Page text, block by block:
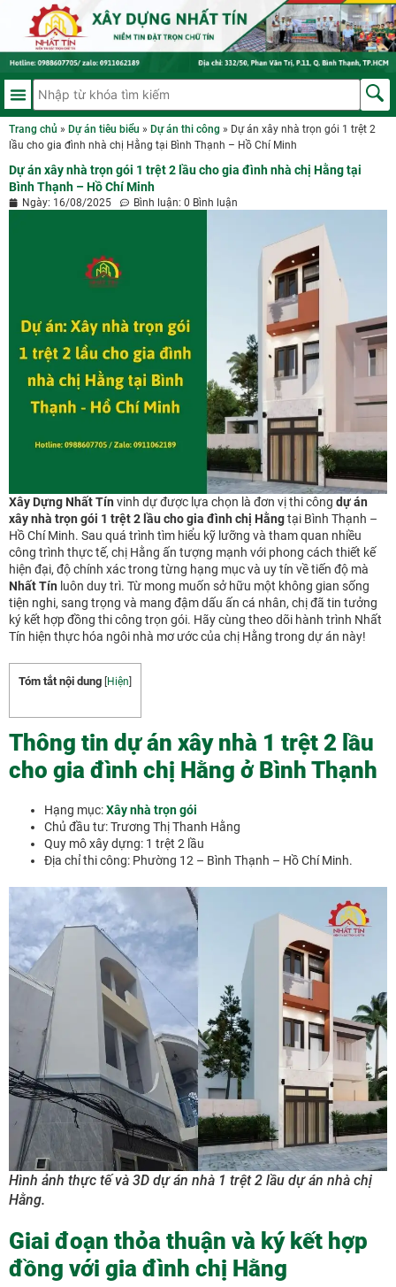
Trang chủ » Dự án tiêu biểu » Dự án thi công » Dự án xây nhà trọn gói 1 trệt 2
lầu cho gia đình nhà chị Hằng tại Bình Thạnh – Hồ Chí Minh
Dự án xây nhà trọn gói 1 trệt 2 lầu cho gia đình nhà chị Hằng tại
Bình Thạnh – Hồ Chí Minh
Ngày: 16/08/2025 Bình luận: 0 Bình luận
Xây Dựng Nhất Tín vinh dự được lựa chọn là đơn vị thi công dự án
xây nhà trọn gói 1 trệt 2 lầu cho gia đình chị Hằngtại Bình Thạnh –
Hồ Chí Minh. Sau quá trình tìm hiểu kỹ lưỡng và tham quan nhiều
công trình thực tế, chị Hằng ấn tượng mạnh với phong cách thiết kế
hiện đại, độ chính xác trong từng hạng mục và uy tín về tiến độ mà
Nhất Tín luôn duy trì. Từ mong muốn sở hữu một không gian sống
tiện nghi, sang trọng và mang đậm dấu ấn cá nhân, chị đã tin tưởng
ký kết hợp đồng thi công trọn gói. Hãy cùng theo dõi hành trình Nhất
Tín hiện thực hóa ngôi nhà mơ ước của chị Hằng trong dự án này!
Tóm tắt nội dung Hiện
Thông tin dự án xây nhà 1 trệt 2 lầu
cho gia đình chị Hằng ở Bình Thạnh
Hạng mục:Xây nhà trọn gói
Chủ đầu tư: Trương Thị Thanh Hằng
Quy mô xây dựng: 1 trệt 2 lầu
Địa chỉ thi công: Phường 12 – Bình Thạnh – Hồ Chí Minh.
Hình ảnh thực tế và 3D dự án nhà 1 trệt 2 lầu dự án nhà chị
Hằng.
Giai đoạn thỏa thuận và ký kết hợp
đồng với gia đình chị Hằng